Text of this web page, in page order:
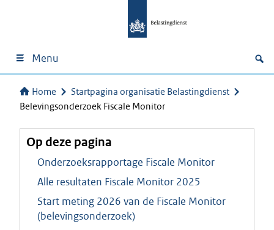
Menu
Home
Startpagina organisatie Belastingdienst
Belevingsonderzoek Fiscale Monitor
Op deze pagina
Onderzoeksrapportage Fiscale Monitor
Alle resultaten Fiscale Monitor 2025
Start meting 2026 van de Fiscale Monitor
(belevingsonderzoek)